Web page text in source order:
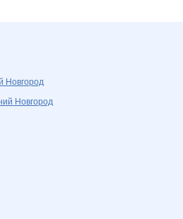
Новгород
Новгород